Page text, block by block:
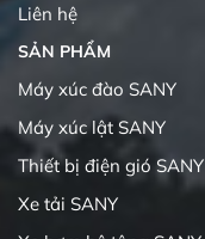
Liên hệ
SẢN PHẨM
Máy xúc đào SANY
Máy xúc lật SANY
Thiết bị điện gió SANY
Xe tải SANY